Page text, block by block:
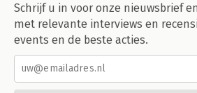
Schrijf u in voor onze nieuwsbrief
met relevante interviews en
events en de beste acties.